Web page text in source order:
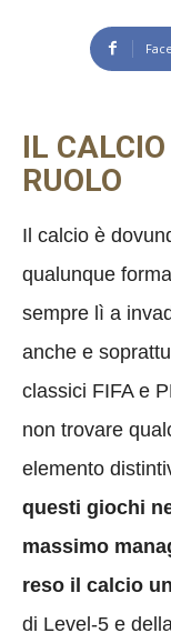
IL
RUOLO
Il calcio è
qualunque
sempre lì a
anche e
classici FIFA e
non trovare
elemento
questi giochi
massimo
reso il calcio
di Level-5 e